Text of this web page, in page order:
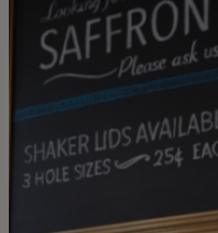
Za vas
Za poslovanje
Za svijet